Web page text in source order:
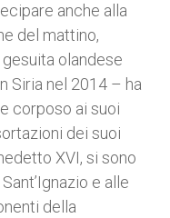
anche alla
del mattino,
olandese
Siria nel 2014 – ha
corposo ai suoi
dei suoi
XVI, si sono
e alle
della